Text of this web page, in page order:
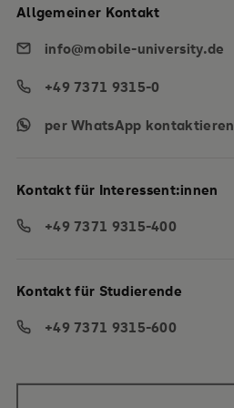
Allgemeiner Kontakt
info@mobile-university.de
+49 7371 9315-0
per WhatsApp kontaktieren
Kontakt für Interessent:innen
+49 7371 9315-400
Kontakt für Studierende
+49 7371 9315-600